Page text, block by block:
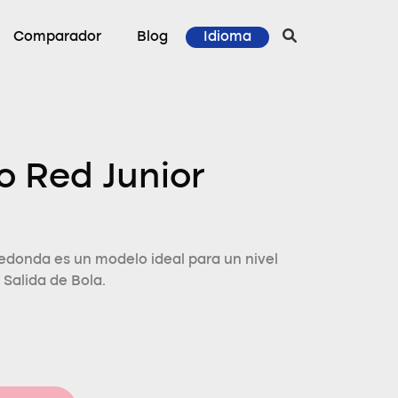
Comparador Blog Idioma
Red Junior
es un modelo ideal para un nivel
de Bola.